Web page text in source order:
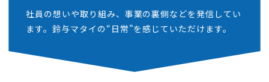
社員の想いや取り組み、事業の裏側などを発信してい
ます。鈴与マタイの“日常”を感じていただけます。